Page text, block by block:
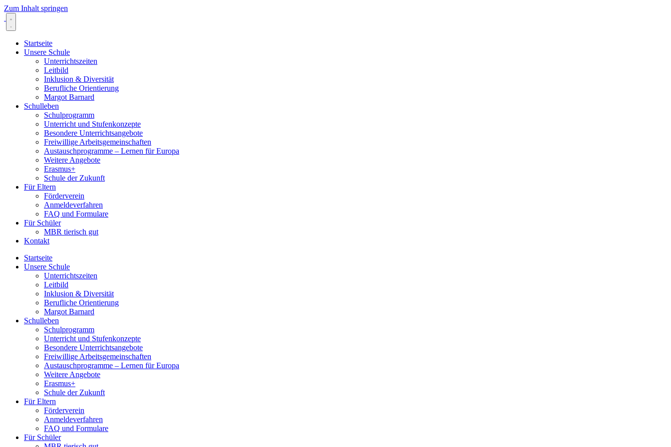
Zum Inhalt springen
Startseite
Unsere Schule
Unterrichtszeiten
Leitbild
Inklusion & Diversität
Berufliche Orientierung
Margot Barnard
Schulleben
Schulprogramm
Unterricht und Stufenkonzepte
Besondere Unterrichtsangebote
Freiwillige Arbeitsgemeinschaften
Austauschprogramme – Lernen für Europa
Weitere Angebote
Erasmus+
Schule der Zukunft
Für Eltern
Förderverein
Anmeldeverfahren
FAQ und Formulare
Für Schüler
MBR tierisch gut
Kontakt
Startseite
Unsere Schule
Unterrichtszeiten
Leitbild
Inklusion & Diversität
Berufliche Orientierung
Margot Barnard
Schulleben
Schulprogramm
Unterricht und Stufenkonzepte
Besondere Unterrichtsangebote
Freiwillige Arbeitsgemeinschaften
Austauschprogramme – Lernen für Europa
Weitere Angebote
Erasmus+
Schule der Zukunft
Für Eltern
Förderverein
Anmeldeverfahren
FAQ und Formulare
Für Schüler